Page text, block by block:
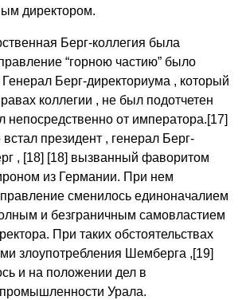
директором.
Берг-коллегия была
“горною частию” было
Берг-директориума , который
коллегии , не был подотчетен
непосредственно от императора.[17]
встал президент , генерал Берг-
, [18] [18] вызванный фаворитом
из Германии. При нем
сменилось единоначалием
и безграничным самовластием
При таких обстоятельствах
злоупотребления Шемберга ,[19]
и на положении дел в
промышленности Урала.